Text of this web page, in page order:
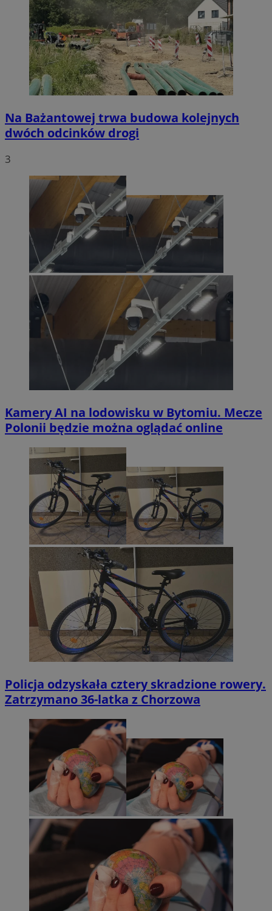
Na Bażantowej trwa budowa kolejnych
dwóch odcinków drogi
3
Kamery AI na lodowisku w Bytomiu. Mecze
Polonii będzie można oglądać online
Policja odzyskała cztery skradzione rowery.
Zatrzymano 36-latka z Chorzowa